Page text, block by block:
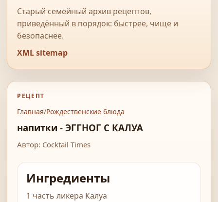
Старый семейный архив рецептов,
приведённый в порядок: быстрее, чище и
безопаснее.
XML sitemap
РЕЦЕПТ
Главная/Рождественские блюда
напитки - ЭГГНОГ С КАЛУА
Автор: Cocktail Times
Ингредиенты
1 часть ликера Калуа